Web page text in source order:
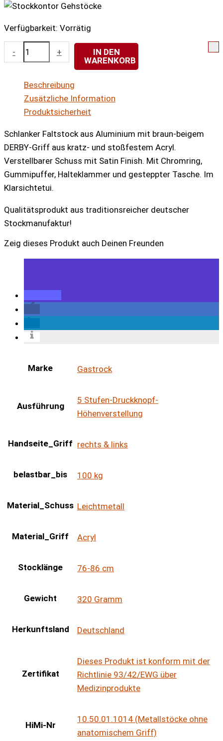
Verfügbarkeit: Vorrätig
-
Deluxe
Schlank-
Perlmutt
Derby
bronze
Menge
+
IN DEN
WARENKORB
Beschreibung
Zusätzliche Information
Produktsicherheit
Schlanker Faltstock aus Aluminium mit braun-beigem
DERBY-Griff aus kratz- und stoßfestem Acryl.
Verstellbarer Schuss mit Satin Finish. Mit Chromring,
Gummipuffer, Halteklammer und gesteppter Tasche. Im
Klarsichtetui.
Qualitätsprodukt aus traditionsreicher deutscher
Stockmanufaktur!
Zeig dieses Produkt auch Deinen Freunden
Marke Gastrock
Ausführung
5 Stufen-Druckknopf-
Höhenverstellung
Handseite_Griff rechts & links
belastbar_bis 100 kg
Material_Schuss Leichtmetall
Material_Griff Acryl
Stocklänge 76-86 cm
Gewicht 320 Gramm
Herkunftsland Deutschland
Zertifikat
Dieses Produkt ist konform mit der
Richtlinie 93/42/EWG über
Medizinprodukte
HiMi-Nr
10.50.01.1014 (Metallstöcke ohne
anatomischem Griff)